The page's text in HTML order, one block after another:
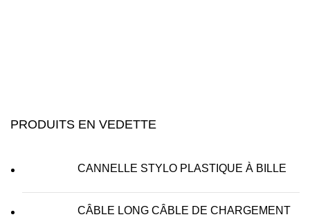
PRODUITS EN VEDETTE
CANNELLE STYLO PLASTIQUE À BILLE
CÂBLE LONG CÂBLE DE CHARGEMENT